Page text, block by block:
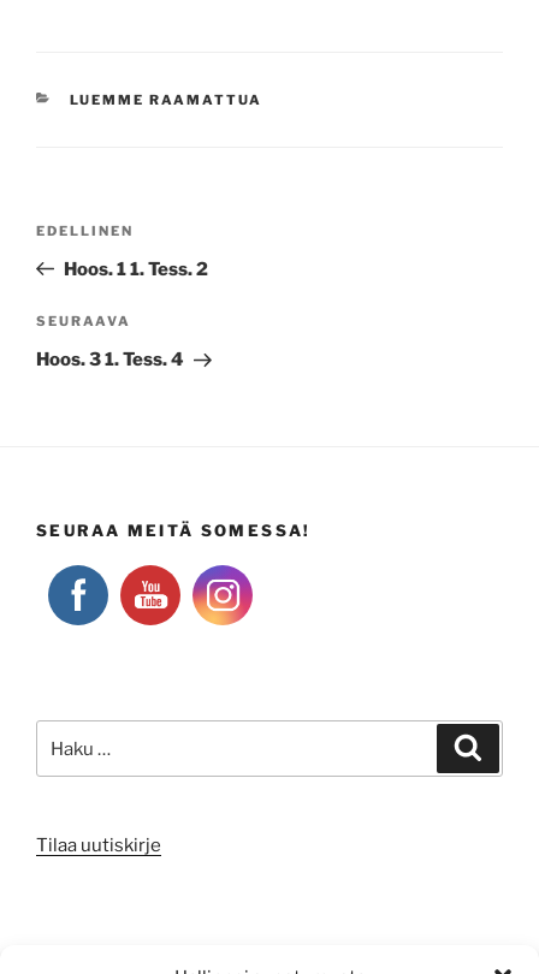
KATEGORIAT
LUEMME RAAMATTUA
Edellinen
artikkeli
EDELLINEN
Hoos. 1 1. Tess. 2
Seuraava
artikkeli
SEURAAVA
Hoos. 3 1. Tess. 4
SEURAA MEITÄ SOMESSA!
Tilaa uutiskirje